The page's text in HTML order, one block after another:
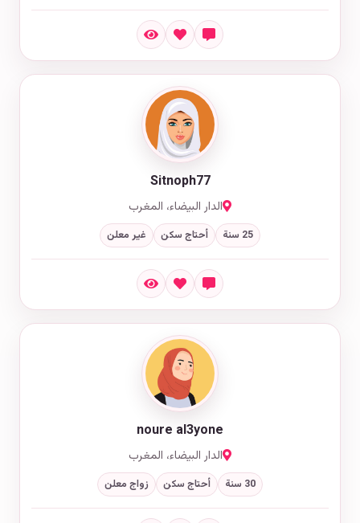
Sitnoph77
الدار البيضاء، المغرب
25 سنة أحتاج سكن غير معلن
noure al3yone
الدار البيضاء، المغرب
30 سنة أحتاج سكن زواج معلن